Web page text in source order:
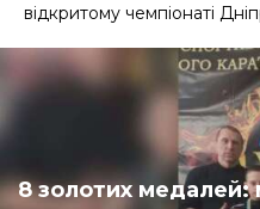
відкритому чемпіонаті
8 золотих медалей: